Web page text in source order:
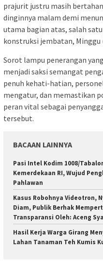
prajurit justru masih
dinginnya malam demi
utama bagian atas, salah
konstruksi jembatan, Minggu
Sorot lampu penerangan
menjadi saksi semangat
penuh kehati-hatian,
mengatur, dan memastikan
peran vital sebagai
tersebut.
BACAAN LAINNYA
Pasi Intel Kodim 1008/
Kemerdekaan RI, Wujud
Pahlawan
Kasus Robohnya Videotron,
Diam, Publik Berhak
Transparansi Oleh: Aceng
Hasil Kerja Warga Girang
Lahan Tanaman Teh Kumis